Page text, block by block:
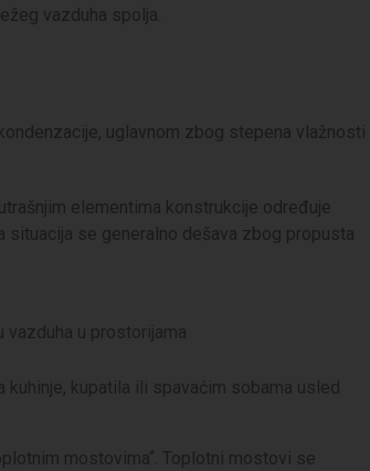
vazduha spolja.
uglavnom zbog stepena vlažnosti
elementima konstrukcije određuje
situacija se generalno dešava zbog propusta
vazduha u prostorijama
kuhinje, kupatila ili spavaćim sobama usled
mostovima“. Toplotni mostovi se